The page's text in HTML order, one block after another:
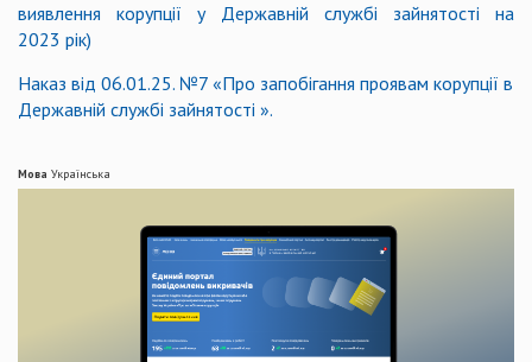
виявлення корупції у Державній службі зайнятості на
2023 рік)
Наказ від 06.01.25. №7 «Про запобігання проявам корупції в
Державній службі зайнятості ».
Мова Українська